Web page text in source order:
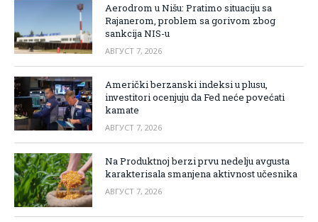
Aerodrom u Nišu: Pratimo situaciju sa
Rajanerom, problem sa gorivom zbog
sankcija NIS-u
АВГУСТ 7, 2026
Američki berzanski indeksi u plusu,
investitori ocenjuju da Fed neće povećati
kamate
АВГУСТ 7, 2026
Na Produktnoj berzi prvu nedelju avgusta
karakterisala smanjena aktivnost učesnika
АВГУСТ 7, 2026